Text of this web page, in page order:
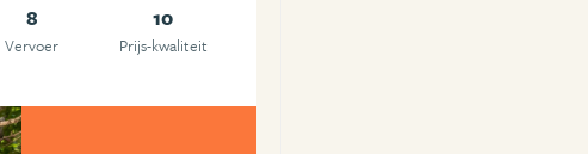
8
Vervoer
10
Prijs-kwaliteit